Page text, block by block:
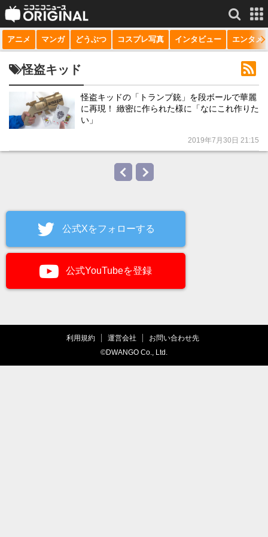
サービス一覧 もっと見る
niconico
動画
生放送
ニコニコQ
アニメ マンガ どうぶつ コスプレ写真 インタビュー エンタメ
怪盗キッド
怪盗キッドの「トランプ銃」を段ボールで華麗
に再現！ 緻密に作られた様に「なにこれ作りた
い」
2019年7月30日 21:15
公式Xをフォローする
公式YouTubeを登録
利用規約 運営会社
お問い合わせ先
©DWANGO Co., Ltd.